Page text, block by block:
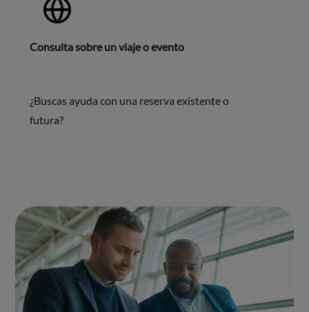
Consulta sobre un viaje o evento
¿Buscas ayuda con una reserva existente o
futura?